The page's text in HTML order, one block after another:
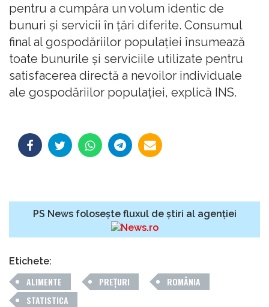
pentru a cumpăra un volum identic de
bunuri şi servicii în ţări diferite. Consumul
final al gospodăriilor populaţiei însumează
toate bunurile şi serviciile utilizate pentru
satisfacerea directă a nevoilor individuale
ale gospodăriilor populaţiei, explică INS.
PS News folosește fluxul de știri al agenției
Etichete:
ALIMENTE PREȚURI
ROMÂNIA
STATISTICA